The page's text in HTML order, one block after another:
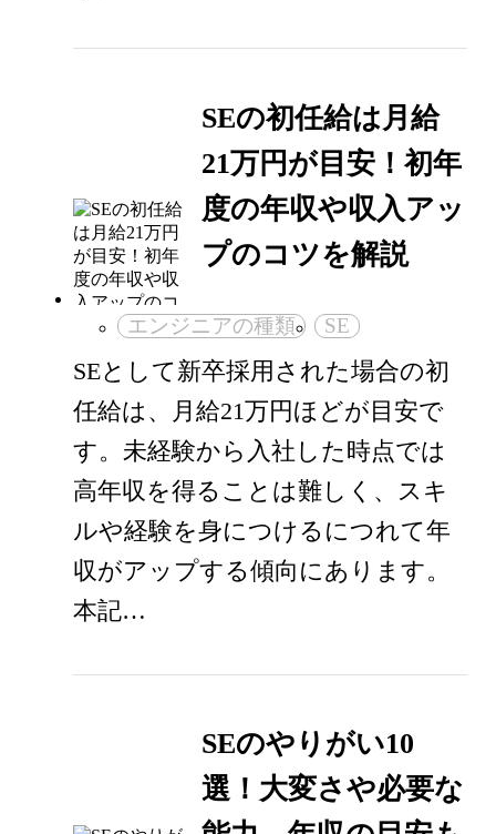
SEの初任給は月給
21万円が目安！初年
度の年収や収入アッ
プのコツを解説
エンジニアの種類 SE
SEとして新卒採用された場合の初
任給は、月給21万円ほどが目安で
す。未経験から入社した時点では
高年収を得ることは難しく、スキ
ルや経験を身につけるにつれて年
収がアップする傾向にあります。
本記…
SEのやりがい10
選！大変さや必要な